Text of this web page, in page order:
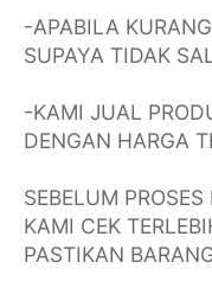
-APABILA
SUPAYA TIDAK
-KAMI JUAL
DENGAN HARGA
SEBELUM
KAMI CEK
PASTIKAN